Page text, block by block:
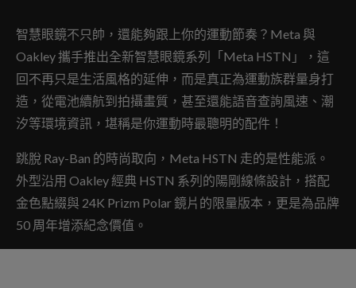
智慧眼鏡不只帥，還能夠跟上你的運動節奏？Meta 與
Oakley 攜手推出全新智慧眼鏡系列「Meta HSTN」，這
回不再只是生活風格的延伸，而是真正為運動族群量身打
造，從電池續航到拍攝畫質，甚至還能語音查詢風速、潮
汐等環境資訊，堪稱是你運動時最聰明的配件！
跳脫 Ray-Ban 的時尚取向，Meta HSTN 走的是性能派。
外型沿用 Oakley 經典 HSTN 系列的陽剛線條設計，搭配
金色點綴與 24K Prizm Polar 鏡片的限量版本，更是為品牌
50 周年增添紀念價值。